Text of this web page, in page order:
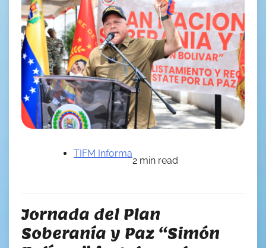
TIFM Informa
2 min read
Jornada del Plan
Soberanía y Paz “Simón